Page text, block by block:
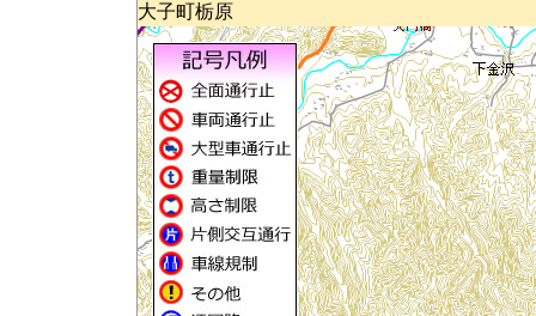
大子町栃原